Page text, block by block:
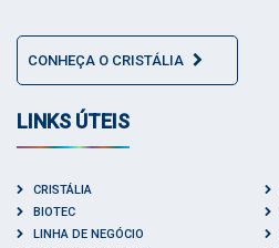
CONHEÇA O CRISTÁLIA
LINKS ÚTEIS
CRISTÁLIA
BIOTEC
LINHA DE NEGÓCIO